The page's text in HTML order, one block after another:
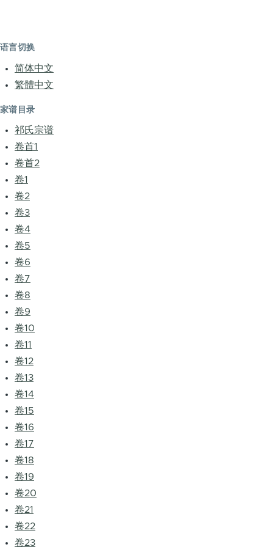
语言切换
简体中文
繁體中文
家谱目录
祁氏宗谱
卷首1
卷首2
卷1
卷2
卷3
卷4
卷5
卷6
卷7
卷8
卷9
卷10
卷11
卷12
卷13
卷14
卷15
卷16
卷17
卷18
卷19
卷20
卷21
卷22
卷23